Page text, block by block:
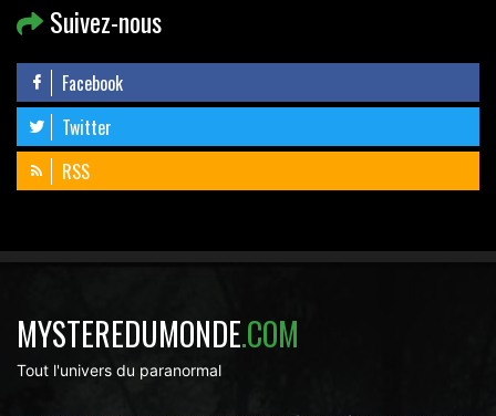
Suivez-nous
Facebook
Twitter
RSS
MYSTEREDUMONDE.COM
Tout l'univers du paranormal